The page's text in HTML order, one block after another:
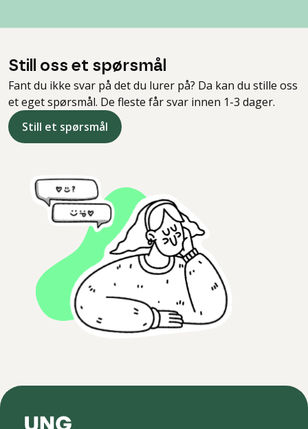
Still oss et spørsmål
Fant du ikke svar på det du lurer på? Da kan du stille oss
et eget spørsmål. De fleste får svar innen 1-3 dager.
Still et spørsmål